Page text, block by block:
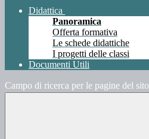
Didattica
Panoramica
Offerta formativa
Le schede didattiche
I progetti delle classi
Documenti Utili
Campo di ricerca per le pagine del sito